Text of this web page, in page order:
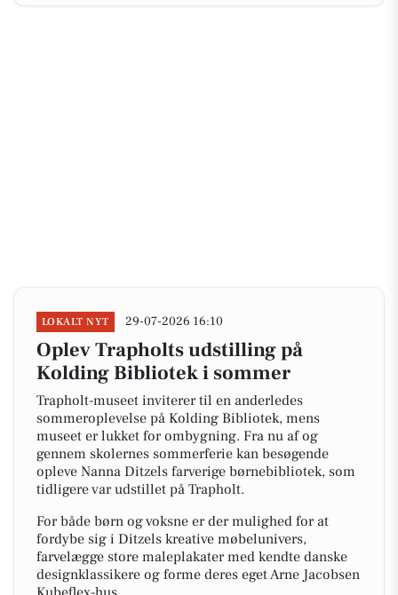
LOKALT NYT 29-07-2026 16:10
Oplev Trapholts udstilling på
Kolding Bibliotek i sommer
Trapholt-museet inviterer til en anderledes
sommeroplevelse på Kolding Bibliotek, mens
museet er lukket for ombygning. Fra nu af og
gennem skolernes sommerferie kan besøgende
opleve Nanna Ditzels farverige børnebibliotek, som
tidligere var udstillet på Trapholt.
For både børn og voksne er der mulighed for at
fordybe sig i Ditzels kreative møbelunivers,
farvelægge store maleplakater med kendte danske
designklassikere og forme deres eget Arne Jacobsen